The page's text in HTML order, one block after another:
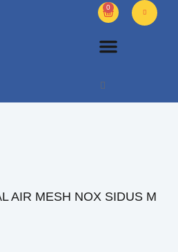
0
AIR MESH NOX SIDUS M